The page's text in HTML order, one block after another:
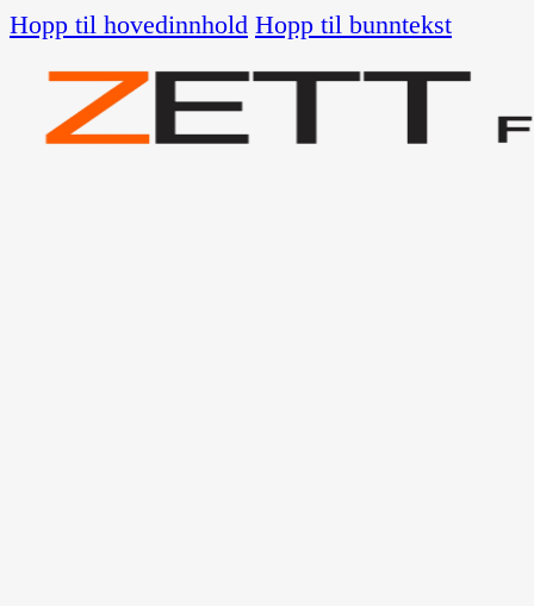
Hopp til hovedinnhold Hopp til bunntekst